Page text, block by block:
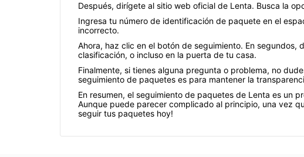
Después, dirígete al sitio web oficial de Lenta. Busca la
Ingresa tu número de identificación de paquete en el
incorrecto.
Ahora, haz clic en el botón de seguimiento. En
clasificación, o incluso en la puerta de tu casa.
Finalmente, si tienes alguna pregunta o problema, no
seguimiento de paquetes es para mantener la
En resumen, el seguimiento de paquetes de Lenta es un
Aunque puede parecer complicado al principio, una vez
seguir tus paquetes hoy!